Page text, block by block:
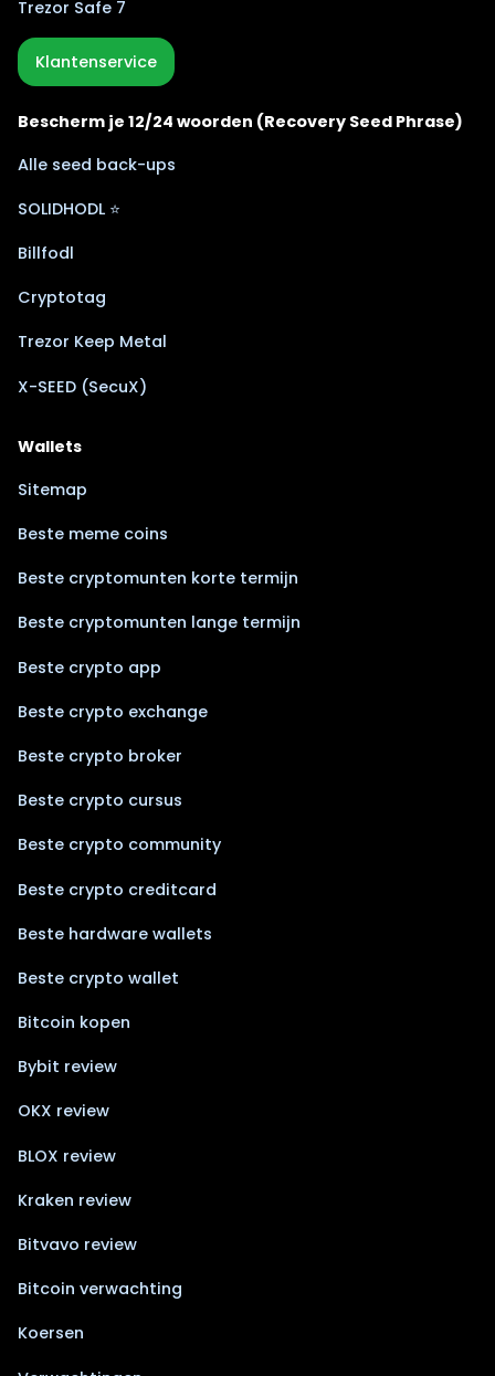
Trezor Safe 7
Klantenservice
Bescherm je 12/24 woorden (Recovery Seed Phrase)
Alle seed back-ups
SOLIDHODL ⭐
Billfodl
Cryptotag
Trezor Keep Metal
X-SEED (SecuX)
Wallets
Sitemap
Beste meme coins
Beste cryptomunten korte termijn
Beste cryptomunten lange termijn
Beste crypto app
Beste crypto exchange
Beste crypto broker
Beste crypto cursus
Beste crypto community
Beste crypto creditcard
Beste hardware wallets
Beste crypto wallet
Bitcoin kopen
Bybit review
OKX review
BLOX review
Kraken review
Bitvavo review
Bitcoin verwachting
Koersen